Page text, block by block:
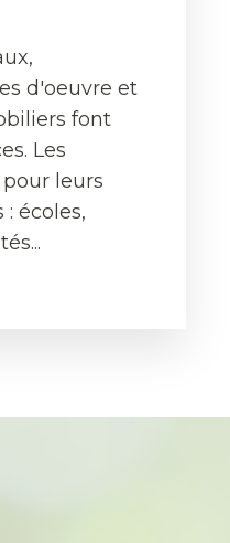
d'oeuvre et
font
Les
leurs
écoles,